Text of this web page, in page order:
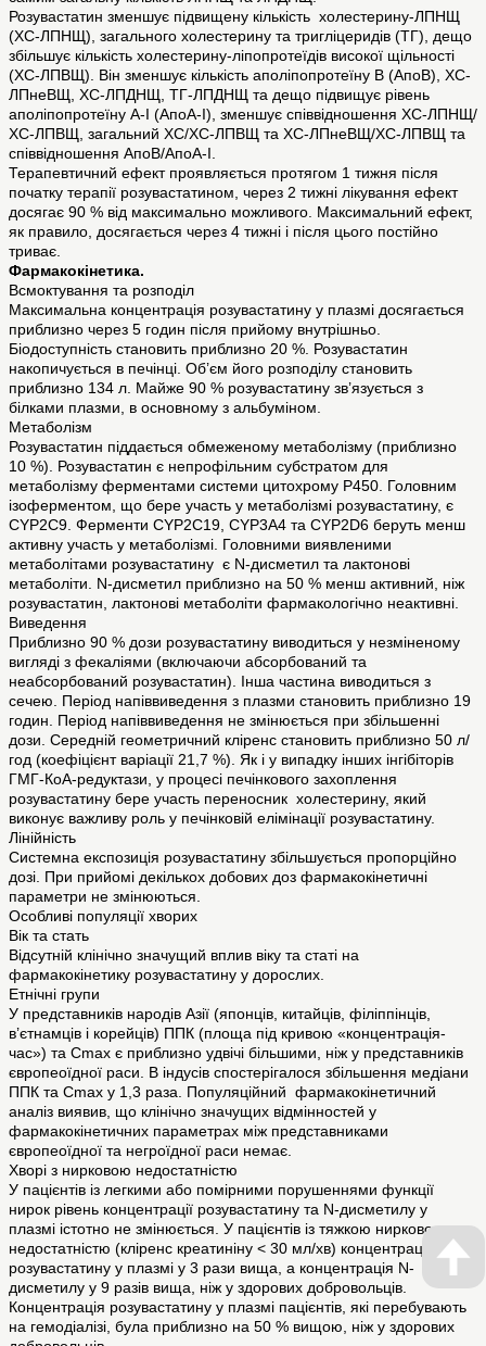
Розувастатин зменшує підвищену кількість холестерину-ЛПНЩ
(ХС-ЛПНЩ), загального холестерину та тригліцеридів (ТГ), дещо
збільшує кількість холестерину-ліпопротеїдів високої щільності
(ХС-ЛПВЩ). Він зменшує кількість аполіпопротеїну В (АпоВ), ХС-
ЛПнеВЩ, ХС-ЛПДНЩ, ТГ-ЛПДНЩ та дещо підвищує рівень
аполіпопротеїну А-І (АпоА-І), зменшує співвідношення ХС-ЛПНЩ/
ХС-ЛПВЩ, загальний ХС/ХС-ЛПВЩ та ХС-ЛПнеВЩ/ХС-ЛПВЩ та
співвідношення АпоВ/АпоА-І.
Терапевтичний ефект проявляється протягом 1 тижня після
початку терапії розувастатином, через 2 тижні лікування ефект
досягає 90 % від максимально можливого. Максимальний ефект,
як правило, досягається через 4 тижні і після цього постійно
триває.
Фармакокінетика.
Всмоктування та розподіл
Максимальна концентрація розувастатину у плазмі досягається
приблизно через 5 годин після прийому внутрішньо.
Біодоступність становить приблизно 20 %. Розувастатин
накопичується в печінці. Об’єм його розподілу становить
приблизно 134 л. Майже 90 % розувастатину зв’язується з
білками плазми, в основному з альбуміном.
Метаболізм
Розувастатин піддається обмеженому метаболізму (приблизно
10 %). Розувастатин є непрофільним субстратом для
метаболізму ферментами системи цитохрому Р450. Головним
ізоферментом, що бере участь у метаболізмі розувастатину, є
CYP2C9. Ферменти CYP2C19, CYP3A4 та CYP2D6 беруть менш
активну участь у метаболізмі. Головними виявленими
метаболітами розувастатину є N-дисметил та лактонові
метаболіти. N-дисметил приблизно на 50 % менш активний, ніж
розувастатин, лактонові метаболіти фармакологічно неактивні.
Виведення
Приблизно 90 % дози розувастатину виводиться у незміненому
вигляді з фекаліями (включаючи абсорбований та
неабсорбований розувастатин). Інша частина виводиться з
сечею. Період напіввиведення з плазми становить приблизно 19
годин. Період напіввиведення не змінюється при збільшенні
дози. Середній геометричний кліренс становить приблизно 50 л/
год (коефіцієнт варіації 21,7 %). Як і у випадку інших інгібіторів
ГМГ-КоА-редуктази, у процесі печінкового захоплення
розувастатину бере участь переносник холестерину, який
виконує важливу роль у печінковій елімінації розувастатину.
Лінійність
Системна експозиція розувастатину збільшується пропорційно
дозі. При прийомі декількох добових доз фармакокінетичні
параметри не змінюються.
Особливі популяції хворих
Вік та стать
Відсутній клінічно значущий вплив віку та статі на
фармакокінетику розувастатину у дорослих.
Етнічні групи
У представників народів Азії (японців, китайців, філіппінців,
в’єтнамців і корейців) ППК (площа під кривою «концентрація-
час») та Cmax є приблизно удвічі більшими, ніж у представників
європеоїдної раси. В індусів спостерігалося збільшення медіани
ППК та Cmax у 1,3 раза. Популяційний фармакокінетичний
аналіз виявив, що клінічно значущих відмінностей у
фармакокінетичних параметрах між представниками
європеоїдної та негроїдної раси немає.
Хворі з нирковою недостатністю
У пацієнтів із легкими або помірними порушеннями функції
нирок рівень концентрації розувастатину та N-дисметилу у
плазмі істотно не змінюється. У пацієнтів із тяжкою нирковою
недостатністю (кліренс креатиніну < 30 мл/хв) концентрація
розувастатину у плазмі у 3 рази вища, а концентрація N-
дисметилу у 9 разів вища, ніж у здорових добровольців.
Концентрація розувастатину у плазмі пацієнтів, які перебувають
на гемодіалізі, була приблизно на 50 % вищою, ніж у здорових